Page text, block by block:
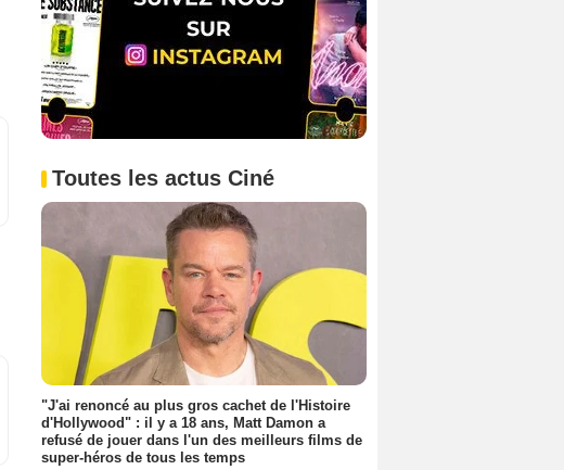
Toutes les actus Ciné
"J'ai renoncé au plus gros cachet de l'Histoire
d'Hollywood" : il y a 18 ans, Matt Damon a
refusé de jouer dans l'un des meilleurs films de
super-héros de tous les temps